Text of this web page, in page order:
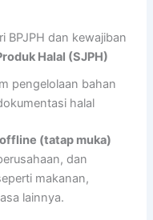
BPJPH dan kewajiban
Halal (SJPH)
pengelolaan bahan
halal
offline (tatap muka)
dan
makanan,
lainnya.